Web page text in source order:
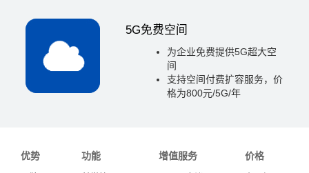
5G免费空间
为企业免费提供5G超大空
间
支持空间付费扩容服务，价
格为800元/5G/年
优势 功能 增值服务 价格